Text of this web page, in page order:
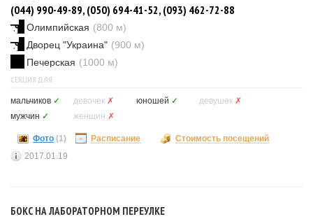
(044) 990-49-89, (050) 694-41-52, (093) 462-72-88
Олимпийская (800 м)
Дворец "Украина" (900 м)
Печерская (1000 м)
СЕКЦИЯ ДЛЯ
мальчиков ✓ девочек ✗ юношей ✓ девушек ✗
мужчин ✓ женщин ✗
Фото (1) Расписание
Стоимость посещений
2017.01.19
БОКС НА ЛАБОРАТОРНОМ ПЕРЕУЛКЕ